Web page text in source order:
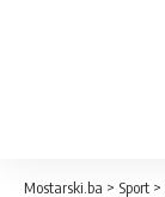
Mostarski.ba > Sport >